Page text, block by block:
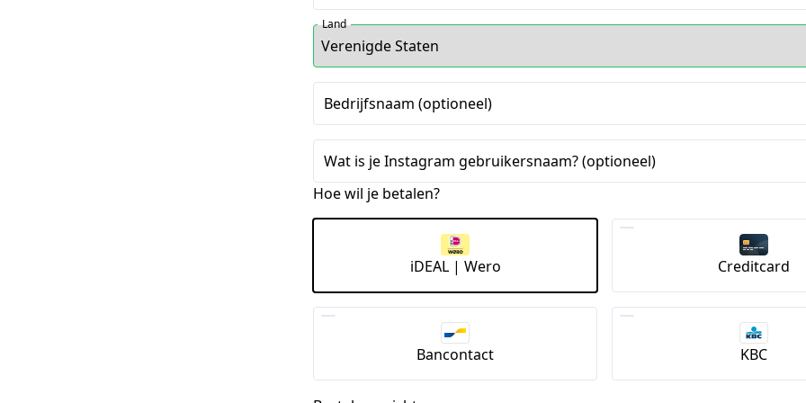
Land
Bedrijfsnaam (optioneel)
Wat is je Instagram gebruikersnaam? (optioneel)
Hoe wil je betalen?
iDEAL | Wero Creditcard
Bancontact KBC